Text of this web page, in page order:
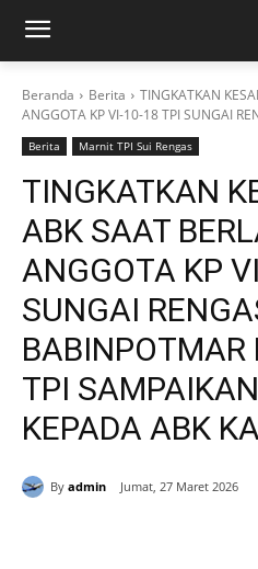
Beranda Berita
TINGKATKAN
ANGGOTA KP VI-10-18 TPI SUNGAI
Berita Marnit TPI Sui Rengas
TINGKATKAN
ABK SAAT
ANGGOTA KP
SUNGAI
BABINPOTMAR
TPI
KEPADA ABK
By admin Jumat, 27 Maret 2026